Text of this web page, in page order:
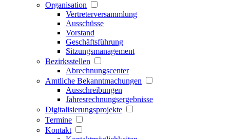
Organisation
Vertreterversammlung
Ausschüsse
Vorstand
Geschäftsführung
Sitzungsmanagement
Bezirksstellen
Abrechnungscenter
Amtliche Bekanntmachungen
Ausschreibungen
Jahresrechnungsergebnisse
Digitalisierungsprojekte
Termine
Kontakt